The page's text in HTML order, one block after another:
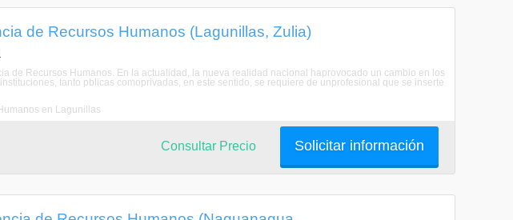
de Recursos Humanos (Lagunillas, Zulia)
de Recursos Humanos. En la actualidad, la nueva realidad nacional haprovocado un cambio en los
tanto pblicas comoprivadas, en este sentido, se requiere de unprofesional que se inserte
en Lagunillas
Solicitar información
Consultar Precio